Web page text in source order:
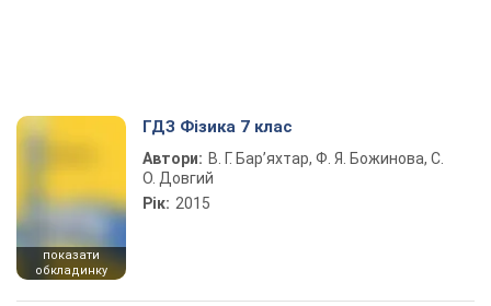
показати
обкладинку
ГДЗ Фізика 7 клас
Автори: В. Г. Бар’яхтар, Ф. Я. Божинова, С.
О. Довгий
Рік: 2015